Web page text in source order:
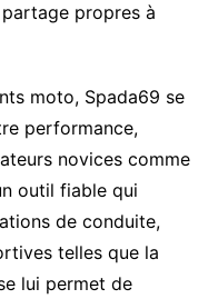
propres à
moto, Spada69 se
performance,
novices comme
outil fiable qui
de conduite,
telles que la
lui permet de